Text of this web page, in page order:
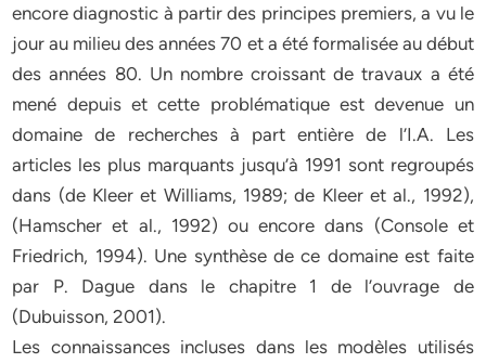
encore diagnostic à partir des principes premiers, a vu le
jour au milieu des années 70 et a été formalisée au début
des années 80. Un nombre croissant de travaux a été
mené depuis et cette problématique est devenue un
domaine de recherches à part entière de l’I.A. Les
articles les plus marquants jusqu’à 1991 sont regroupés
dans (de Kleer et Williams, 1989; de Kleer et al., 1992),
(Hamscher et al., 1992) ou encore dans (Console et
Friedrich, 1994). Une synthèse de ce domaine est faite
par P. Dague dans le chapitre 1 de l’ouvrage de
(Dubuisson, 2001).
Les connaissances incluses dans les modèles utilisés